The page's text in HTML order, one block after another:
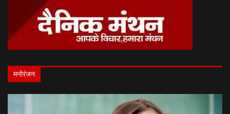
मनोरंजन